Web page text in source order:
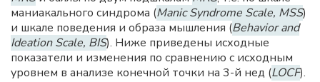
маниакального синдрома (Manic Syndrome Scale, MSS)
и шкале поведения и образа мышления (Behavior and
Ideation Scale, BIS). Ниже приведены исходные
показатели и изменения по сравнению с исходным
уровнем в анализе конечной точки на 3-й нед (LOCF).